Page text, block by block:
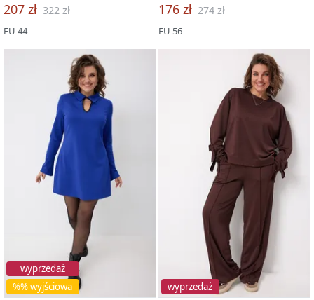
207 zł 322 zł
EU 44
176 zł 274 zł
EU 56
%% wyjściowa
wyprzedaż
wyprzedaż